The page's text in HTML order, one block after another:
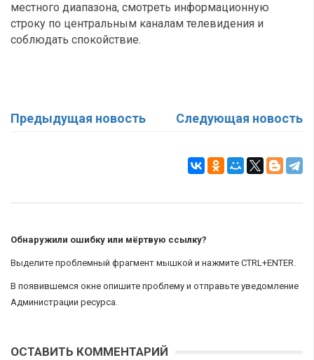
местного диапазона, смотреть информационную
строку по центральным каналам телевидения и
соблюдать спокойствие.
Предыдущая новость Следующая новость
Обнаружили ошибку или мёртвую ссылку?
Выделите проблемный фрагмент мышкой и нажмите CTRL+ENTER.
В появившемся окне опишите проблему и отправьте уведомление
Администрации ресурса.
ОСТАВИТЬ КОММЕНТАРИЙ